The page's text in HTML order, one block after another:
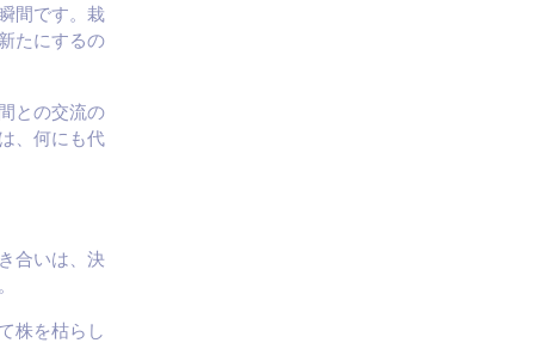
間です。栽
たにするの
との交流の
、何にも代
合いは、決
株を枯らし